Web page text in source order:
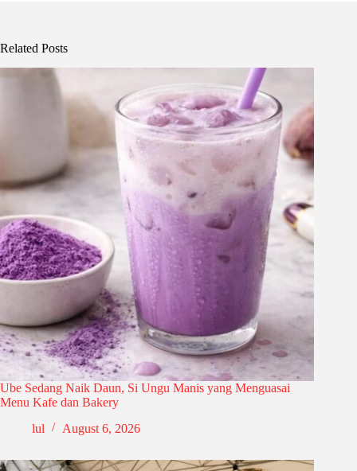
Related Posts
Ube Sedang Naik Daun, Si Ungu Manis yang Menguasai
Menu Kafe dan Bakery
lul
August 6, 2026